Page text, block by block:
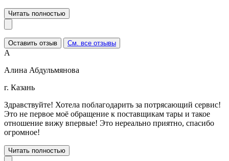
Читать полностью
Оставить отзыв См. все отзывы
А
Алина Абдульмянова
г. Казань
Здравствуйте! Хотела поблагодарить за потрясающий сервис!
Это не первое моё обращение к поставщикам тары и такое
отношение вижу впервые! Это нереально приятно, спасибо
огромное!
Читать полностью